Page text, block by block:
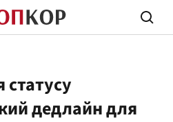
дедлайн для